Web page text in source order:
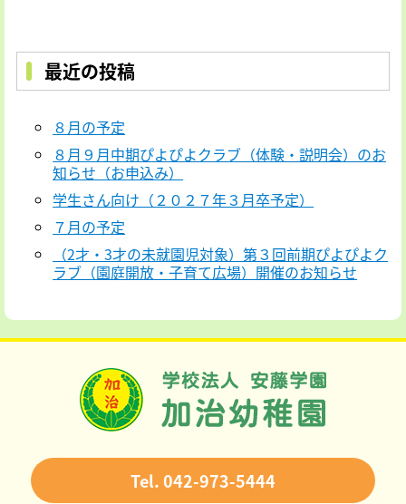
最近の投稿
８月の予定
８月９月中期ぴよぴよクラブ（体験・説明会）のお
知らせ（お申込み）
学生さん向け（２０２７年３月卒予定）
７月の予定
（2才・3才の未就園児対象）第３回前期ぴよぴよク
ラブ（園庭開放・子育て広場）開催のお知らせ
Tel. 042-973-5444